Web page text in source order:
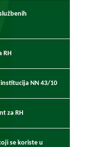
RH
NN 43/10
za RH
se koriste u